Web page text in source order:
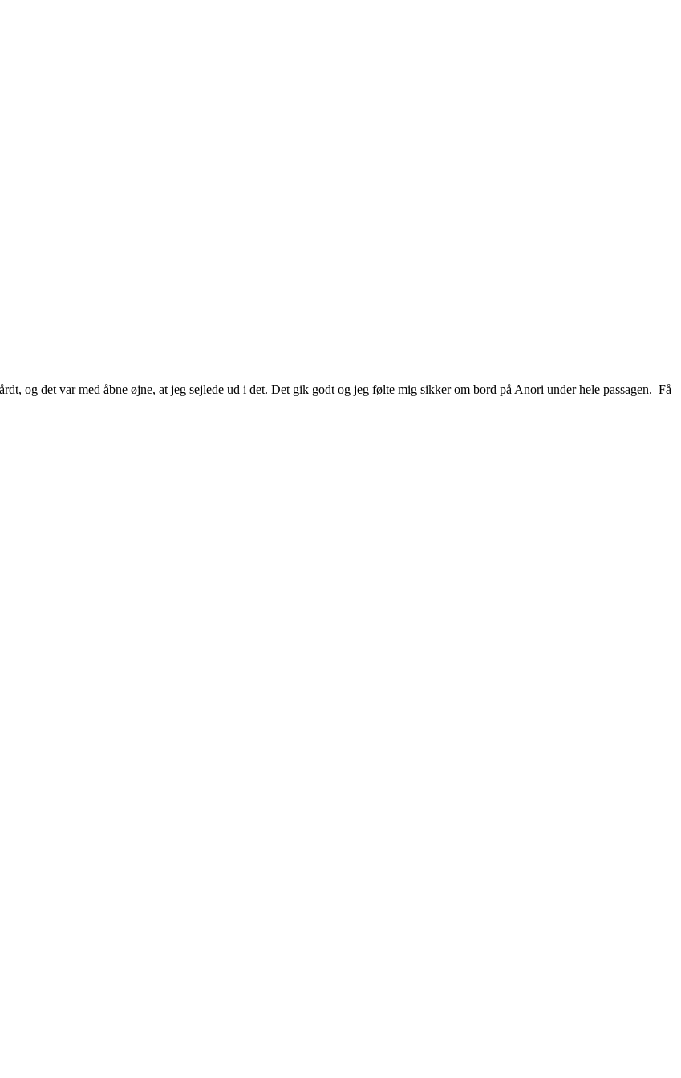
og det var med åbne øjne, at jeg sejlede ud i det. Det gik godt og jeg følte mig sikker om bord på Anori under hele passagen. Få